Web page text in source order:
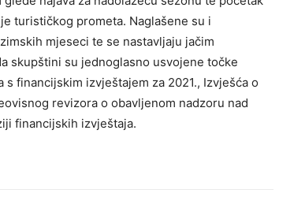
turističkog prometa. Naglašene su i
mjeseci te se nastavljaju jačim
skupštini su jednoglasno usvojene točke
financijskim izvještajem za 2021., Izvješća o
revizora o obavljenom nadzoru nad
financijskih izvještaja.